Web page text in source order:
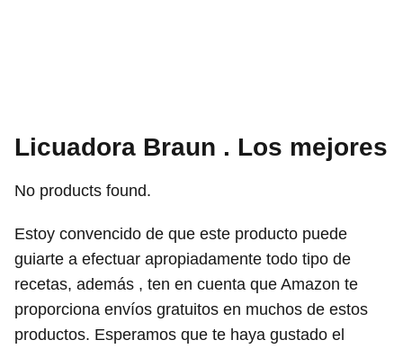
Licuadora Braun . Los mejores
No products found.
Estoy convencido de que este producto puede
guiarte a efectuar apropiadamente todo tipo de
recetas, además , ten en cuenta que Amazon te
proporciona envíos gratuitos en muchos de estos
productos. Esperamos que te haya gustado el